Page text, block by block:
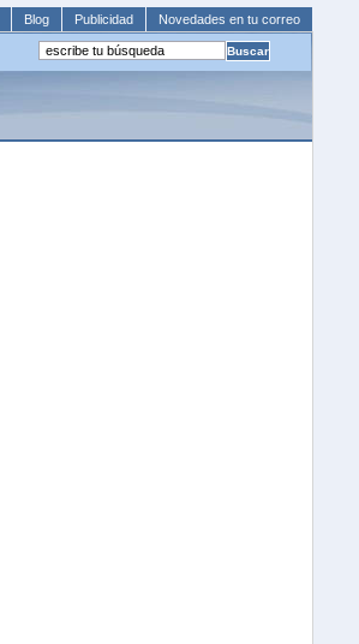
Blog Publicidad Novedades en tu correo